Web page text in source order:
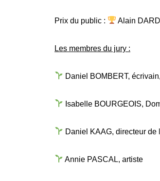
Prix du public : Alain
Les membres du jury :
Daniel BOMBERT,
Isabelle BOURGEOIS,
Daniel KAAG, directeur de
Annie PASCAL, artiste